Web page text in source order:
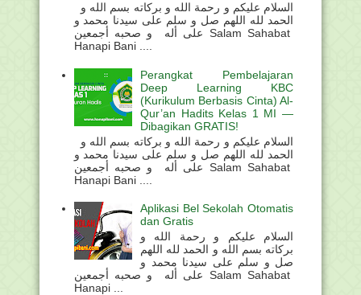
الحمد لله اللهم صل و سلم على سيدنا محمد و
على أله و صحبه أجمعين Salam Sahabat
Hanapi Bani ....
Perangkat Pembelajaran
Deep Learning KBC
(Kurikulum Berbasis Cinta) Al-
Qur’an Hadits Kelas 1 MI —
Dibagikan GRATIS!
الحمد لله اللهم صل و سلم على سيدنا محمد و
على أله و صحبه أجمعين Salam Sahabat
Hanapi Bani ....
Aplikasi Bel Sekolah Otomatis
dan Gratis
السلام عليكم و رحمة الله و
بركاته بسم الله و الحمد لله اللهم
صل و سلم على سيدنا محمد و
على أله و صحبه أجمعين Salam Sahabat
Hanapi ...